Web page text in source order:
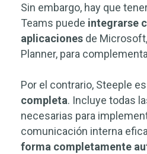
Sin embargo, hay que
Teams puede integrarse
aplicaciones de
Planner, para
Por el contrario, Steeple
completa. Incluye todas
necesarias para
comunicación interna
forma completamente